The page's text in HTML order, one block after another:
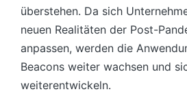
überstehen. Da sich
neuen Realitäten der Post-
anpassen, werden die
Beacons weiter wachsen und
weiterentwickeln.